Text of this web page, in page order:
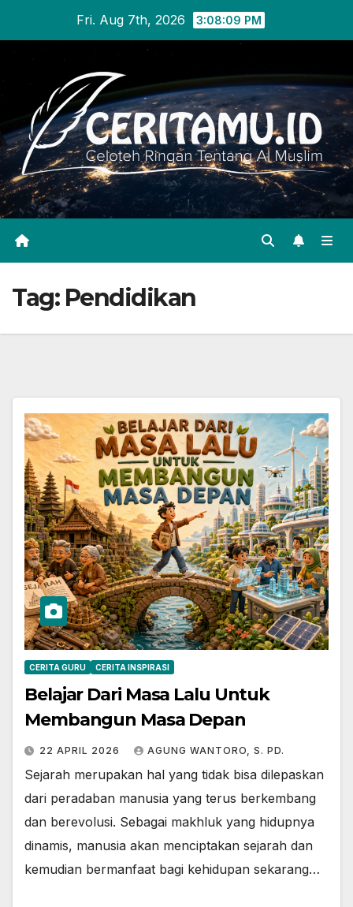
Fri. Aug 7th, 2026 3:08:10 PM
Tag: Pendidikan
CERITA GURU CERITA INSPIRASI
Belajar Dari Masa Lalu Untuk
Membangun Masa Depan
22 APRIL 2026 AGUNG WANTORO, S. PD.
Sejarah merupakan hal yang tidak bisa dilepaskan
dari peradaban manusia yang terus berkembang
dan berevolusi. Sebagai makhluk yang hidupnya
dinamis, manusia akan menciptakan sejarah dan
kemudian bermanfaat bagi kehidupan sekarang…